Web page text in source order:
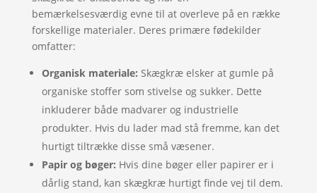
bemærkelsesværdig evne til at overleve på en række
forskellige materialer. Deres primære fødekilder
omfatter:
Organisk materiale: Skægkræ elsker at gumle på
organiske stoffer som stivelse og sukker. Dette
inkluderer både madvarer og industrielle
produkter. Hvis du lader mad stå fremme, kan det
hurtigt tiltrække disse små væsener.
Papir og bøger: Hvis dine bøger eller papirer er i
dårlig stand, kan skægkræ hurtigt finde vej til dem.